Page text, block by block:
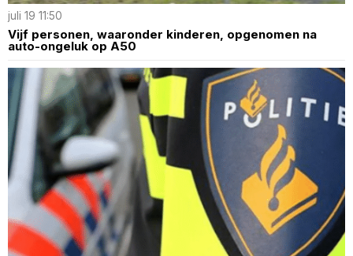
juli 19 11:50
Vijf personen, waaronder kinderen, opgenomen na
auto-ongeluk op A50